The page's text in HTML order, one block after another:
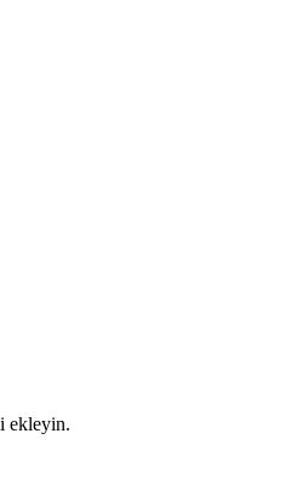
ekleyin.